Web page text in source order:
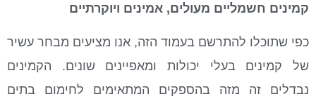
קמינים חשמליים מעולים, אמינים ויוקרתיים
כפי שתוכלו להתרשם בעמוד הזה, אנו מציעים מבחר עשיר
של קמינים בעלי יכולות ומאפיינים שונים. הקמינים
נבדלים זה מזה בהספקים המתאימים לחימום בתים